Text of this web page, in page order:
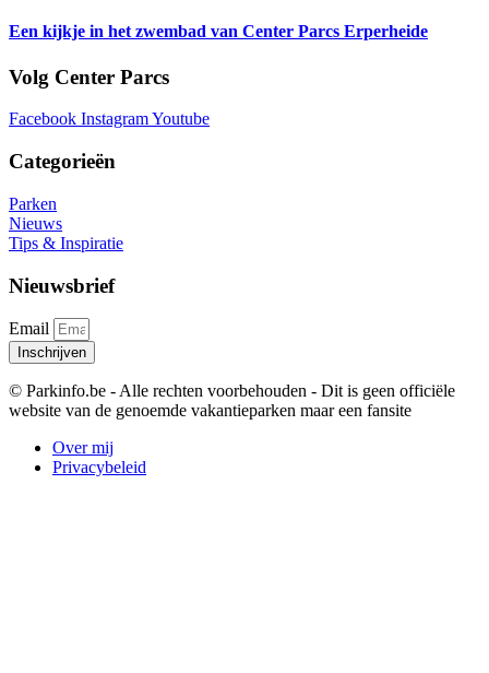
Een kijkje in het zwembad van Center Parcs Erperheide
Volg Center Parcs
Facebook InstagramYoutube
Categorieën
Parken
Nieuws
Tips & Inspiratie
Nieuwsbrief
Email
Inschrijven
© Parkinfo.be - Alle rechten voorbehouden - Dit is geen officiële
website van de genoemde vakantieparken maar een fansite
Over mij
Privacybeleid